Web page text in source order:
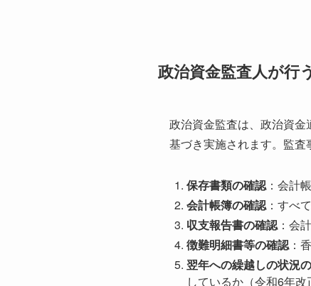
政治資金監査人が行
政治資金監査は、政治資
基づき実施されます。監査
保存書類の確認：会計
会計帳簿の確認：すべ
収支報告書の確認：会
徴難明細書等の確認：
翌年への繰越しの状況
しているか（令和6年改